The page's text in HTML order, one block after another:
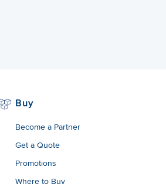
Buy
Become a Partner
Get a Quote
Promotions
Where to Buy